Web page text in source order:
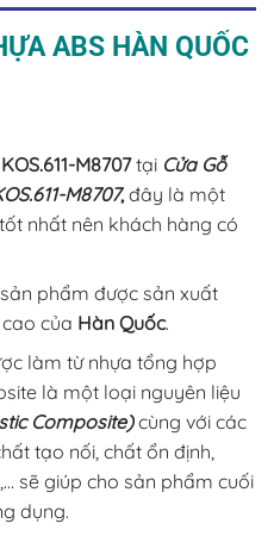
ABS HÀN QUỐC
M8707tại Cửa Gỗ
M8707, đây là một
nhất nên khách hàng có
phẩm được sản xuất
của Hàn Quốc.
làm từ nhựa tổng hợp
là một loại nguyên liệu
Composite)cùng với các
tạo nối, chất ổn định,
sẽ giúp cho sản phẩm cuối
dụng.